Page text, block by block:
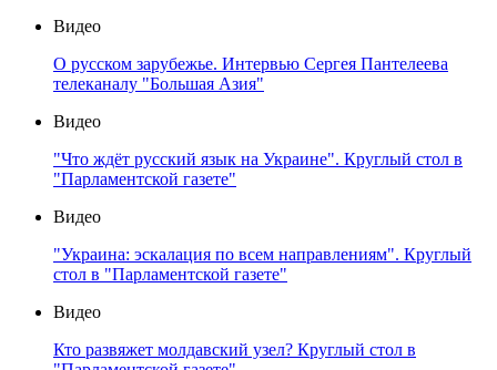
Видео
О русском зарубежье. Интервью Сергея Пантелеева
телеканалу "Большая Азия"
Видео
"Что ждёт русский язык на Украине". Круглый стол в
"Парламентской газете"
Видео
"Украина: эскалация по всем направлениям". Круглый
стол в "Парламентской газете"
Видео
Кто развяжет молдавский узел? Круглый стол в